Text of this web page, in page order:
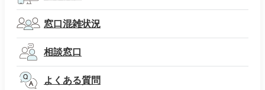
窓口混雑状況
相談窓口
よくある質問